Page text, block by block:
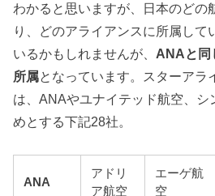
わかると思いますが、日本のどの
り、どのアライアンスに所属して
いるかもしれませんが、 ANAと同
所属となっています。スターアラ
は、ANAやユナイテッド航空、シ
めとする下記28社。
ANA
アドリ
ア航空
エーゲ航
空